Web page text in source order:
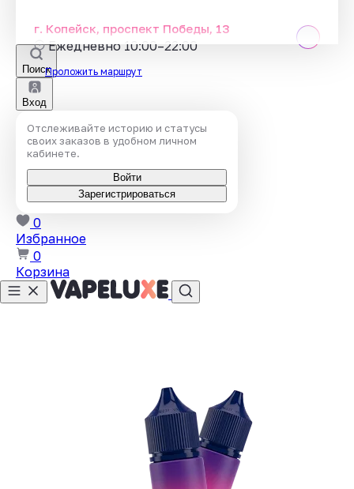
г. Копейск, проспект Победы, 13
Ежедневно 10:00–22:00
Проложить маршрут
Поиск
Вход
Отслеживайте историю и статусы
своих заказов в удобном личном
кабинете.
Войти
Зарегистрироваться
0
Избранное
0
Корзина